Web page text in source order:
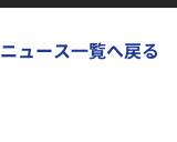
ニュース一覧へ戻る